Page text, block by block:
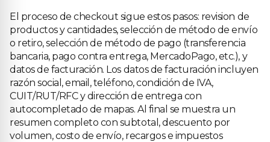
El proceso de checkout sigue estos pasos: revision de
productos y cantidades, selección de método de envío
o retiro, selección de método de pago (transferencia
bancaria, pago contra entrega, MercadoPago, etc.), y
datos de facturación. Los datos de facturación incluyen
razón social, email, teléfono, condición de IVA,
CUIT/RUT/RFC y dirección de entrega con
autocompletado de mapas. Al final se muestra un
resumen completo con subtotal, descuento por
volumen, costo de envío, recargos e impuestos